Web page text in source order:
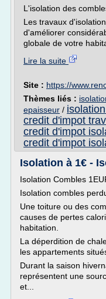
L'isolation des
Les travaux
d'améliorer
globale de votre
Lire la suite
Site : https://
Thèmes liés :
epaisseur /
credit d'impot
credit d'impot
credit d'impot
Isolation à 1€ -
Isolation Combles
Isolation combles
Une toiture ou des
causes de pertes
habitation.
La déperdition de
les appartements
Durant la saison
représentent une
et...